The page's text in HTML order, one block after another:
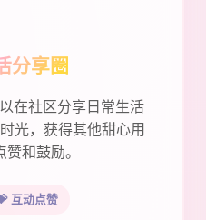
分享圈
在社区分享日常生活
光，获得其他甜心用
赞和鼓励。
互动点赞